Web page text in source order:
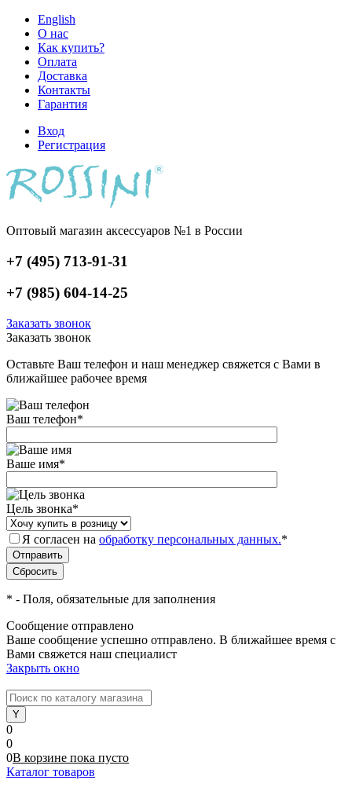
English
О нас
Как купить?
Оплата
Доставка
Контакты
Гарантия
Вход
Регистрация
Оптовый магазин аксессуаров №1 в России
+7 (495) 713-91-31
+7 (985) 604-14-25
Заказать звонок
Заказать звонок
Оставьте Ваш телефон и наш менеджер свяжется с Вами в
ближайшее рабочее время
Ваш телефон*
Ваше имя*
Цель звонка*
Я согласен на обработку персональных данных.*
* - Поля, обязательные для заполнения
Сообщение отправлено
Ваше сообщение успешно отправлено. В ближайшее время с
Вами свяжется наш специалист
Закрыть окно
0
0
0В корзине пока пусто
Каталог товаров